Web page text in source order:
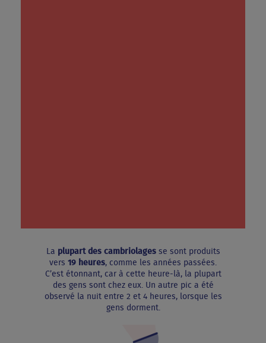
La plupart des cambriolagesse sont produits
vers 19 heures, comme les années passées.
C’est étonnant, car à cette heure-là, la plupart
des gens sont chez eux. Un autre pic a été
observé la nuit entre 2 et 4 heures, lorsque les
gens dorment.